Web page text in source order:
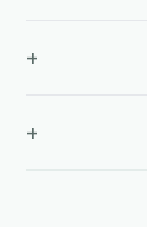
+
+